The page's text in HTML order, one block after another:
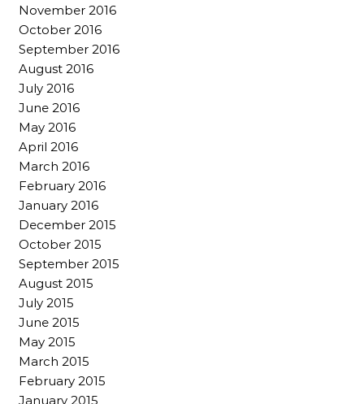
November 2016
October 2016
September 2016
August 2016
July 2016
June 2016
May 2016
April 2016
March 2016
February 2016
January 2016
December 2015
October 2015
September 2015
August 2015
July 2015
June 2015
May 2015
March 2015
February 2015
January 2015